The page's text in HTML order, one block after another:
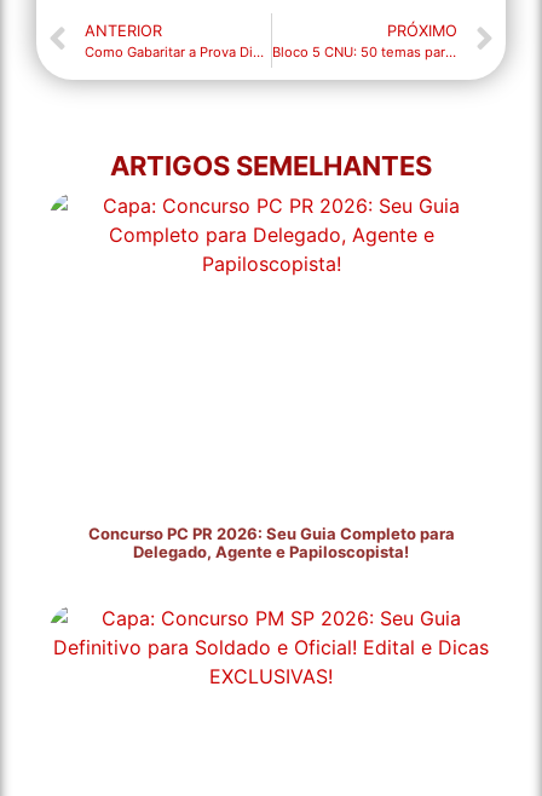
ANTERIOR
Como Gabaritar a Prova Discursiva do CPU-PE 2025
PRÓXIMO
Bloco 5 CNU: 50 temas para você treinar!
ARTIGOS SEMELHANTES
Concurso PC PR 2026: Seu Guia Completo para
Delegado, Agente e Papiloscopista!